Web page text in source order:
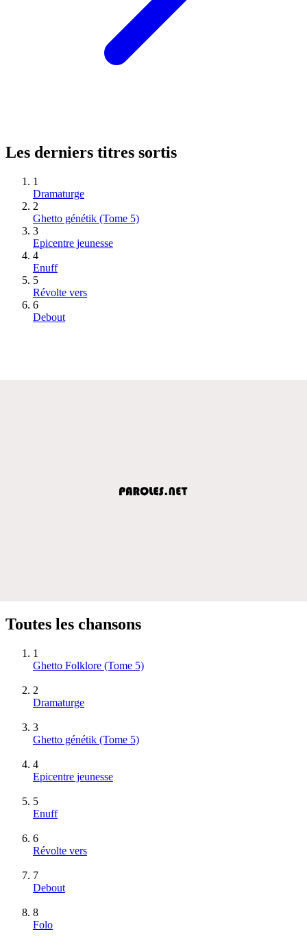
Les derniers titres sortis
1
Dramaturge
2
Ghetto génétik (Tome 5)
3
Epicentre jeunesse
4
Enuff
5
Révolte vers
6
Debout
Toutes les chansons
1
Ghetto Folklore (Tome 5)
2
Dramaturge
3
Ghetto génétik (Tome 5)
4
Epicentre jeunesse
5
Enuff
6
Révolte vers
7
Debout
8
Folo